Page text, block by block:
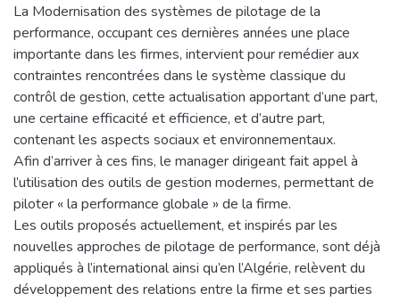
La Modernisation des systèmes de pilotage de la
performance, occupant ces dernières années une place
importante dans les firmes, intervient pour remédier aux
contraintes rencontrées dans le système classique du
contrôl de gestion, cette actualisation apportant d’une part,
une certaine efficacité et efficience, et d’autre part,
contenant les aspects sociaux et environnementaux.
Afin d’arriver à ces fins, le manager dirigeant fait appel à
l’utilisation des outils de gestion modernes, permettant de
piloter « la performance globale » de la firme.
Les outils proposés actuellement, et inspirés par les
nouvelles approches de pilotage de performance, sont déjà
appliqués à l’international ainsi qu’en l’Algérie, relèvent du
développement des relations entre la firme et ses parties